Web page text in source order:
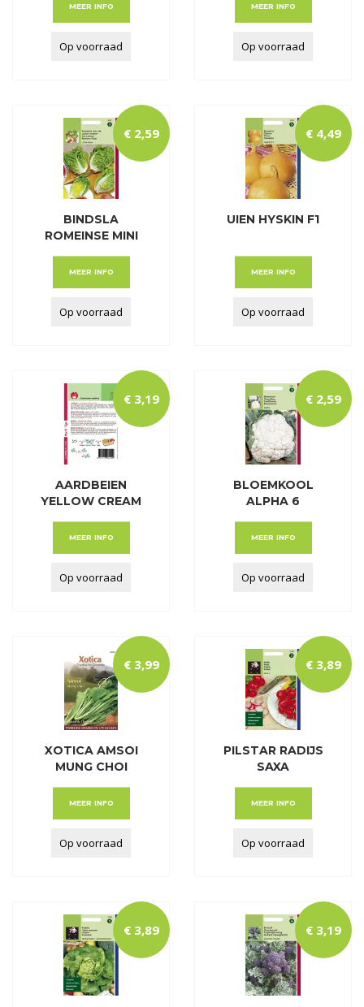
MEER INFO
Op voorraad
MEER INFO
Op voorraad
BINDSLA
ROMEINSE MINI
€ 2,59
MEER INFO
Op voorraad
UIEN HYSKIN F1
€ 4,49
MEER INFO
Op voorraad
AARDBEIEN
YELLOW CREAM
€ 3,19
MEER INFO
Op voorraad
BLOEMKOOL
ALPHA 6
€ 2,59
MEER INFO
Op voorraad
XOTICA AMSOI
MUNG CHOI
€ 3,99
MEER INFO
Op voorraad
PILSTAR RADIJS
SAXA
€ 3,89
MEER INFO
Op voorraad
€ 3,89 € 3,19